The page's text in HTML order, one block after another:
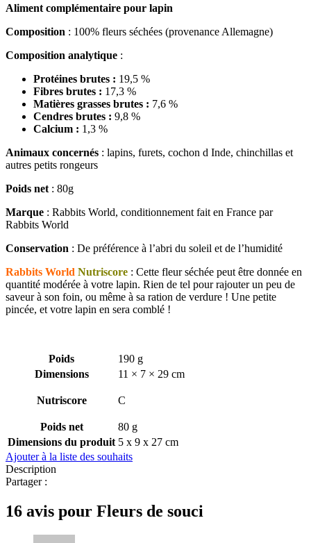
Aliment complémentaire pour lapin
Composition : 100% fleurs séchées (provenance Allemagne)
Composition analytique :
Protéines brutes : 19,5 %
Fibres brutes : 17,3 %
Matières grasses brutes : 7,6 %
Cendres brutes : 9,8 %
Calcium : 1,3 %
Animaux concernés : lapins, furets, cochon d Inde, chinchillas et
autres petits rongeurs
Poids net : 80g
Marque : Rabbits World, conditionnement fait en France par
Rabbits World
Conservation : De préférence à l’abri du soleil et de l’humidité
Rabbits World Nutriscore : Cette fleur séchée peut être donnée en
quantité modérée à votre lapin. Rien de tel pour rajouter un peu de
saveur à son foin, ou même à sa ration de verdure ! Une petite
pincée, et votre lapin en sera comblé !
Poids
190 g
Dimensions
11 × 7 × 29 cm
Nutriscore C
Poids net
80 g
Dimensions du produit 5 x 9 x 27 cm
Ajouter à la liste des souhaits
Description
Partager :
16 avis pour Fleurs de souci